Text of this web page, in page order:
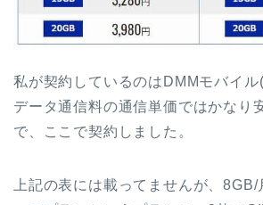
私が契約しているのはDMMモバイル
データ通信料の通信単価ではかなり
で、ここで契約しました。
上記の表には載ってませんが、